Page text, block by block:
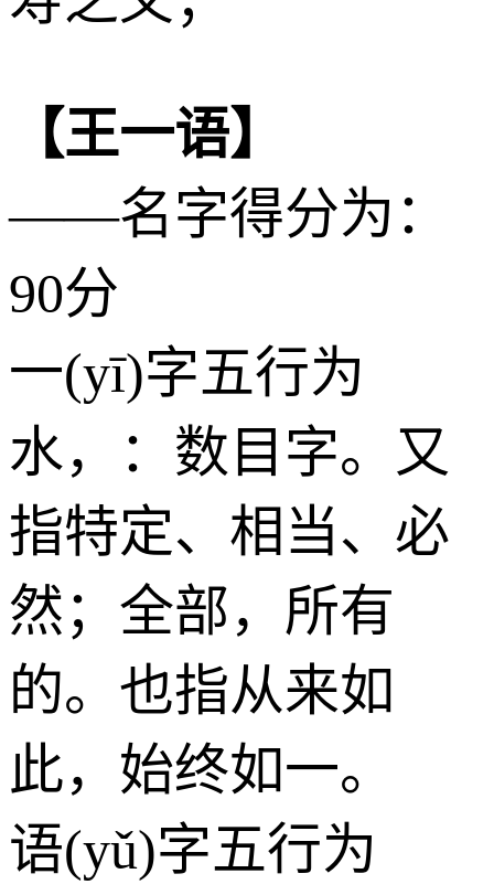
【王一语】
——名字得分为：
90分
一(yī)字五行为
水，：数目字。又
指特定、相当、必
然；全部，所有
的。也指从来如
此，始终如一。
语(yǔ)字五行为